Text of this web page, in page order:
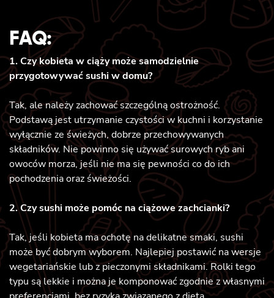
FAQ:
1. Czy kobieta w ciąży może samodzielnie
przygotowywać sushi w domu?
Tak, ale należy zachować szczególną ostrożność.
Podstawą jest utrzymanie czystości w kuchni i korzystanie
wyłącznie ze świeżych, dobrze przechowywanych
składników. Nie powinno się używać surowych ryb ani
owoców morza, jeśli nie ma się pewności co do ich
pochodzenia oraz świeżości.
2. Czy sushi może pomóc na ciążowe zachcianki?
Tak, jeśli kobieta ma ochotę na delikatne smaki, sushi
może być dobrym wyborem. Najlepiej postawić na wersje
wegetariańskie lub z pieczonymi składnikami. Rolki tego
typu są lekkie i można je komponować zgodnie z własnymi